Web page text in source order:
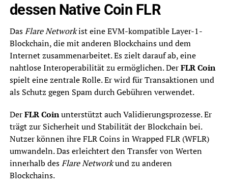
dessen Native Coin FLR
DasFlare Networkist eine EVM-kompatible Layer-1-
Blockchain, die mit anderen Blockchains und dem
Internet zusammenarbeitet. Es zielt darauf ab, eine
nahtlose Interoperabilität zu ermöglichen. DerFLR Coin
spielt eine zentrale Rolle. Er wird für Transaktionen und
als Schutz gegen Spam durch Gebühren verwendet.
DerFLR Coinunterstützt auch Validierungsprozesse. Er
trägt zur Sicherheit und Stabilität der Blockchain bei.
Nutzer können ihre FLR Coins in Wrapped FLR (WFLR)
umwandeln. Das erleichtert den Transfer von Werten
innerhalb desFlare Networkund zu anderen
Blockchains.